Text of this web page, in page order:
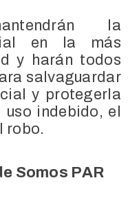
la
en la más
y harán todos
salvaguardar
y protegerla
indebido, el
robo.
Somos PAR